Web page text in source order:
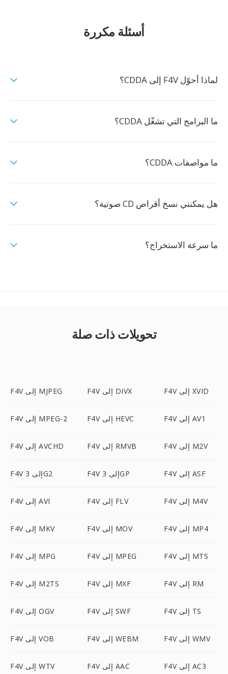
أسئلة مكررة
لماذا أحوّل F4V إلى CDDA؟
ما البرامج التي تشغّل CDDA؟
ما مواصفات CDDA؟
هل يمكنني نسخ أقراص CD صوتية؟
ما سرعة الاستخراج؟
تحويلات ذات صلة
F4V إلى MJPEG F4V إلى DIVX F4V إلى XVID
F4V إلى MPEG-2 F4V إلى HEVC F4V إلى AV1
F4V إلى AVCHD F4V إلى RMVB F4V إلى M2V
F4V إلى 3G2 F4V إلى 3GP F4V إلى ASF
F4V إلى AVI F4V إلى FLV F4V إلى M4V
F4V إلى MKV F4V إلى MOV F4V إلى MP4
F4V إلى MPG F4V إلى MPEG F4V إلى MTS
F4V إلى M2TS F4V إلى MXF F4V إلى RM
F4V إلى OGV F4V إلى SWF F4V إلى TS
F4V إلى VOB F4V إلى WEBM F4V إلى WMV
F4V إلى WTV F4V إلى AAC F4V إلى AC3